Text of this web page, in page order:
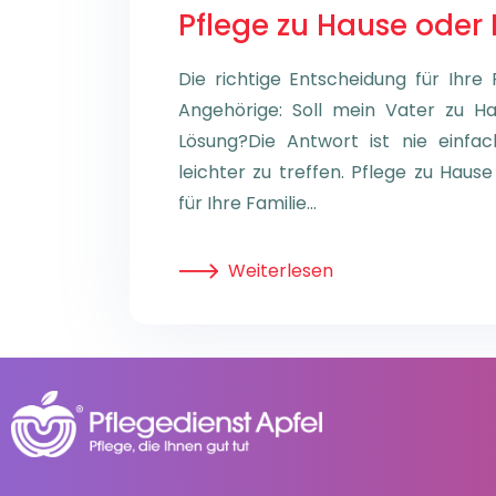
Pflege zu Hause
Die richtige Entscheidung für Ihre
Angehörige: Soll mein Vater zu
Lösung?Die Antwort ist nie
leichter zu treffen. Pflege zu
für Ihre Familie…
Weiterlesen